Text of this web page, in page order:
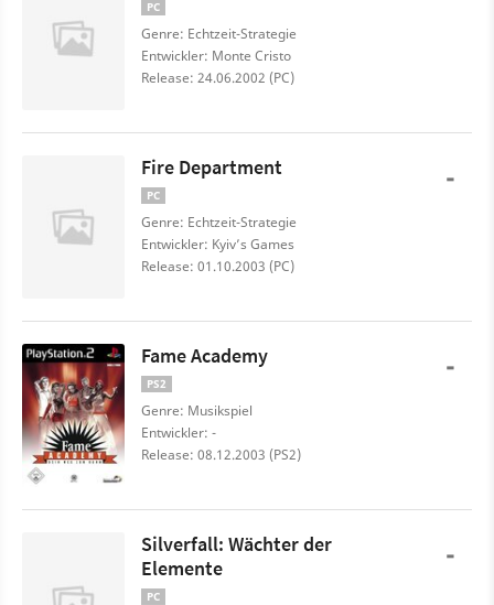
PC
Genre: Echtzeit-Strategie
Entwickler: Monte Cristo
Release: 24.06.2002 (PC)
Fire Department
PC
Genre: Echtzeit-Strategie
Entwickler: Kyiv’s Games
Release: 01.10.2003 (PC)
-
Fame Academy
PS2
Genre: Musikspiel
Entwickler: -
Release: 08.12.2003 (PS2)
-
Silverfall: Wächter der
Elemente
PC
-